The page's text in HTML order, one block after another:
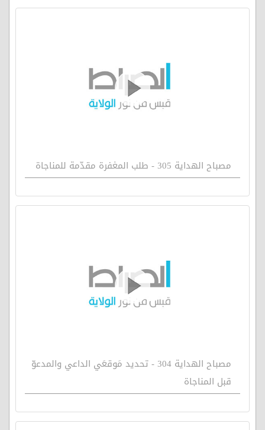
مصباح الهداية 305 - طلب المغفرة مقدّمة للمناجاة
مصباح الهداية 304 - تحديد مَوقعَي الداعي والمدعوّ
قبل المناجاة